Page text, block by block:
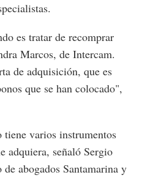
es tratar de recomprar
Marcos, de Intercam.
de adquisición, que es
que se han colocado",
tiene varios instrumentos
adquiera, señaló Sergio
abogados Santamarina y